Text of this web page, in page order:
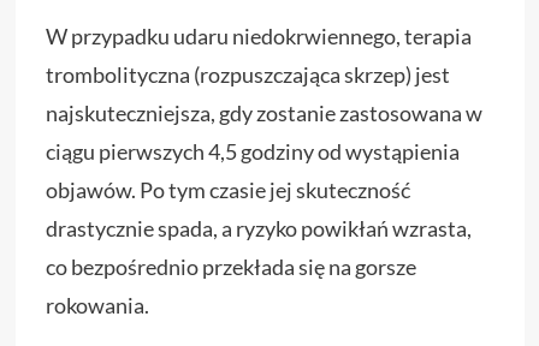
W przypadku udaru niedokrwiennego, terapia
trombolityczna (rozpuszczająca skrzep) jest
najskuteczniejsza, gdy zostanie zastosowana w
ciągu pierwszych 4,5 godziny od wystąpienia
objawów. Po tym czasie jej skuteczność
drastycznie spada, a ryzyko powikłań wzrasta,
co bezpośrednio przekłada się na gorsze
rokowania.